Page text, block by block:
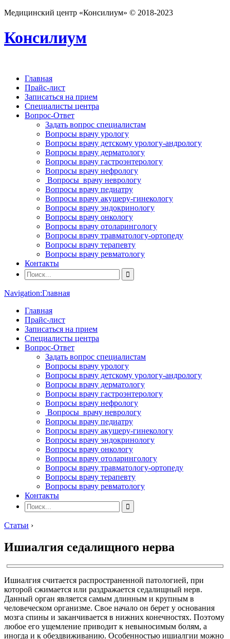
Медицинский центр «Консилиум» © 2018-2023
Консилиум
Главная
Прайс-лист
Записаться на прием
Специалисты центра
Вопрос-Ответ
Задать вопрос специалистам
Вопросы врачу урологу
Вопросы врачу детскому урологу-андрологу
Вопросы врачу дерматологу
Вопросы врачу гастроэнтерологу
Вопросы врачу нефрологу
Вопросы врачу неврологу
Вопросы врачу педиатру
Вопросы врачу акушеру-гинекологу
Вопросы врачу эндокринологу
Вопросы врачу онкологу
Вопросы врачу отоларингологу
Вопросы врачу травматологу-ортопеду
Вопросы врачу терапевту
Вопросы врачу ревматологу
Контакты
Navigation:Главная
Главная
Прайс-лист
Записаться на прием
Специалисты центра
Вопрос-Ответ
Задать вопрос специалистам
Вопросы врачу урологу
Вопросы врачу детскому урологу-андрологу
Вопросы врачу дерматологу
Вопросы врачу гастроэнтерологу
Вопросы врачу нефрологу
Вопросы врачу неврологу
Вопросы врачу педиатру
Вопросы врачу акушеру-гинекологу
Вопросы врачу эндокринологу
Вопросы врачу онкологу
Вопросы врачу отоларингологу
Вопросы врачу травматологу-ортопеду
Вопросы врачу терапевту
Вопросы врачу ревматологу
Контакты
Статьи ›
Ишиалгия седалищного нерва
Ишиалгия считается распространенной патологией, при
которой сжимается или раздражается седалищный нерв.
Данный орган является самым длинным и крупным в
человеческом организме. Свое начало он берет у основания
мозга спины и заканчивается в нижних конечностях. Поэтому
любое его ущемление приводит к невыносимым болям, а
иногда и к обездвиживанию. Особенностью ишиалгии можно